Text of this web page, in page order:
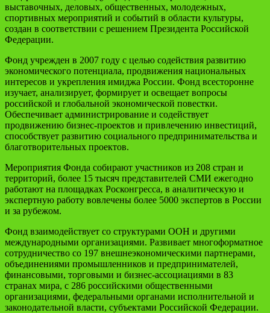
выставочных, деловых, общественных, молодежных,
спортивных мероприятий и событий в области культуры,
создан в соответствии с решением Президента Российской
Федерации.
Фонд учрежден в 2007 году с целью содействия развитию
экономического потенциала, продвижения национальных
интересов и укрепления имиджа России. Фонд всесторонне
изучает, анализирует, формирует и освещает вопросы
российской и глобальной экономической повестки.
Обеспечивает администрирование и содействует
продвижению бизнес-проектов и привлечению инвестиций,
способствует развитию социального предпринимательства и
благотворительных проектов.
Мероприятия Фонда собирают участников из 208 стран и
территорий, более 15 тысяч представителей СМИ ежегодно
работают на площадках Росконгресса, в аналитическую и
экспертную работу вовлечены более 5000 экспертов в России
и за рубежом.
Фонд взаимодействует со структурами ООН и другими
международными организациями. Развивает многоформатное
сотрудничество со 197 внешнеэкономическими партнерами,
объединениями промышленников и предпринимателей,
финансовыми, торговыми и бизнес-ассоциациями в 83
странах мира, с 286 российскими общественными
организациями, федеральными органами исполнительной и
законодательной власти, субъектами Российской Федерации.